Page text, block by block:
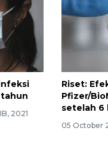
2021
Riset:
Pfizer/
setelah 6
05 October